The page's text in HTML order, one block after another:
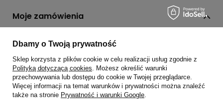
Moje zamówienia
Status zamówienia
Śledzenie przesyłki
Chcę zareklamować produkt
Chcę zwrócić produkt
Dbamy o Twoją prywatność
Sklep korzysta z plików cookie w celu realizacji usług zgodnie z
Polityką dotyczącą cookies. Możesz określić warunki
przechowywania lub dostępu do cookie w Twojej przeglądarce.
Więcej informacji na temat warunków i prywatności można znaleźć
także na stronie Prywatność i warunki Google.